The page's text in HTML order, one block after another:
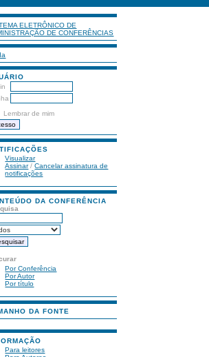
ELETRÔNICO DE
DE CONFERÊNCIAS
Lembrar de mim
Visualizar
Assinar/Cancelar assinatura de
notificações
DA CONFERÊNCIA
Por Conferência
Por Autor
Por título
DA FONTE
Para leitores